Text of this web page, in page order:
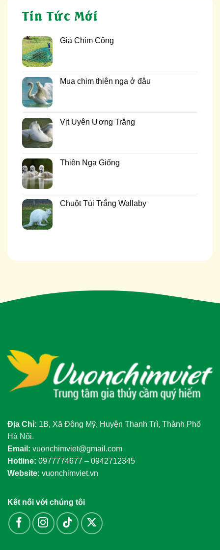
Tin Tức Mới
Giá Chim Công
Mua chim thiên nga ở đâu
Vịt Uyên Ương Trắng
Thiên Nga Giống
Chuột Túi Trắng Wallaby
Địa Chỉ: 1B, Xã Đông Mỹ, Huyện Thanh Trì, Thành Phố
Hà Nội.
Email: vuonchimviet@gmail.com
Hotline: 0977774677 – 0942712345
Website: vuonchimviet.vn
Kết nối với chúng tôi